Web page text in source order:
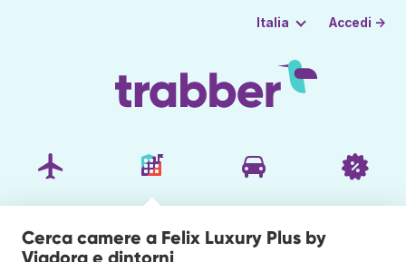
Italia Accedi →
Cerca camere a Felix Luxury Plus by
Viadora e dintorni